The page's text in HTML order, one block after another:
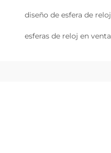
diseño de esfera de reloj
esferas de reloj en venta